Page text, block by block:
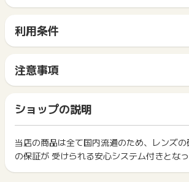
※ポイントに関するお問い合わせは、ポイン
お問い合わせをした場合、ポイント獲得対
利用条件
サイトに移動してからお申し込みやお買い
間に、同じブラウザ（※）で他のサイトに移
ト獲得ができません。
「 ショッピングでポイントGET 」ボタン
ス・お買い物利用時で、デバイス・ブラウ
イント獲得ができません。
2回以上同じお買い物・サービスをご利用さ
ポイントタウンに戻り、「 ショッピングでポ
注意事項
一部のサービスにつきましては、1商品につ
は切り捨てとなります。
ポイント獲得が1ポイント未満のものは切り
ント履歴には記載されません。
原則として広告主側のポイント等を利用して
につきましては、ポイントタウンのポイント
まれません。
ショップの説明
当店の商品は全て国内流通のため、レンズ
の保証が 受けられる安心システム付きとなっ